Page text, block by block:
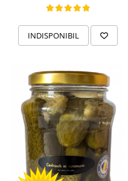
INDISPONIBIL